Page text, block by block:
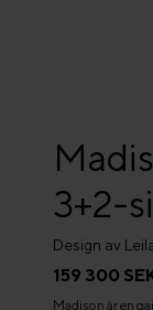
3+2-
Design av
159 300
Madison är en